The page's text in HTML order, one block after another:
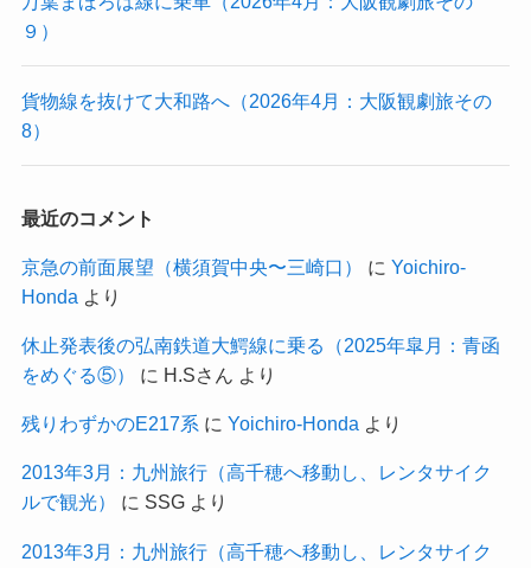
９）
貨物線を抜けて大和路へ（2026年4月：大阪観劇旅その
8）
最近のコメント
京急の前面展望（横須賀中央〜三崎口） に Yoichiro-
Honda より
休止発表後の弘南鉄道大鰐線に乗る（2025年皐月：青函
をめぐる⑤）
に H.Sさん より
残りわずかのE217系 に Yoichiro-Honda より
2013年3月：九州旅行（高千穂へ移動し、レンタサイク
ルで観光）
に SSGより
2013年3月：九州旅行（高千穂へ移動し、レンタサイク